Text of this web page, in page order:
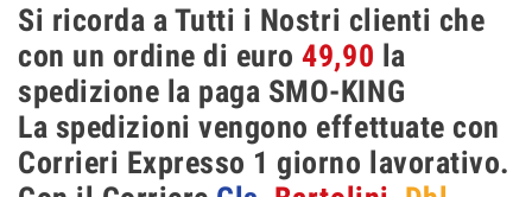
Si ricorda a Tutti i Nostri clienti che
con un ordine di euro49,90 la
spedizione la paga SMO-KING
La spedizioni vengono effettuate con
Corrieri Expresso 1 giorno lavorativo.